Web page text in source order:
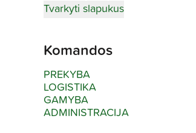
Tvarkyti slapukus
Komandos
PREKYBA
LOGISTIKA
GAMYBA
ADMINISTRACIJA